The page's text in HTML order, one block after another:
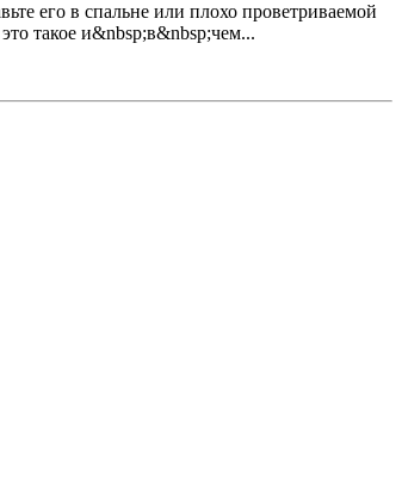
его в спальне или плохо проветриваемой
такое и&nbsp;в&nbsp;чем...